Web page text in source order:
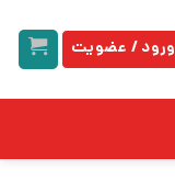
ورود / عضویت